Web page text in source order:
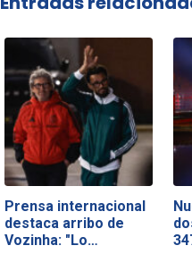
Prensa internacional
destaca arribo de
Vozinha: "Lo…